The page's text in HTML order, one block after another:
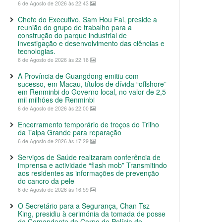
6 de Agosto de 2026 às 22:43
Chefe do Executivo, Sam Hou Fai, preside a
reunião do grupo de trabalho para a
construção do parque industrial de
investigação e desenvolvimento das ciências e
tecnologias.
6 de Agosto de 2026 às 22:16
A Província de Guangdong emitiu com
sucesso, em Macau, títulos de dívida “offshore”
em Renminbi do Governo local, no valor de 2,5
mil milhões de Renminbi
6 de Agosto de 2026 às 22:00
Encerramento temporário de troços do Trilho
da Taipa Grande para reparação
6 de Agosto de 2026 às 17:29
Serviços de Saúde realizaram conferência de
imprensa e actividade “flash mob” Transmitindo
aos residentes as informações de prevenção
do cancro da pele
6 de Agosto de 2026 às 16:59
O Secretário para a Segurança, Chan Tsz
King, presidiu à cerimónia da tomada de posse